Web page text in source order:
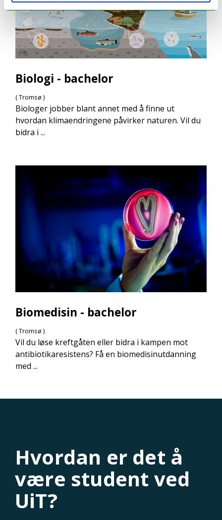
Biologi - bachelor
( Tromsø )
Biologer jobber blant annet med å finne ut
hvordan klimaendringene påvirker naturen. Vil du
bidra i ...
Biomedisin - bachelor
( Tromsø )
Vil du løse kreftgåten eller bidra i kampen mot
antibiotikaresistens? Få en biomedisinutdanning
med ...
Hvordan er det å
være student ved
UiT?